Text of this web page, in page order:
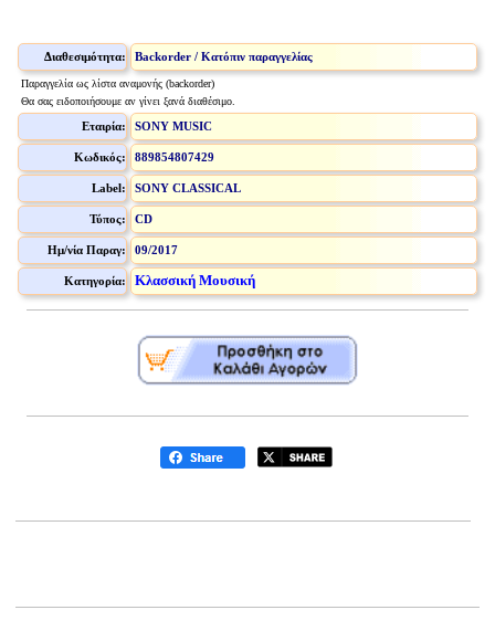
Διαθεσιμότητα: Backorder / Κατόπιν παραγγελίας
Παραγγελία ως λίστα αναμονής (backorder)
Θα σας ειδοποιήσουμε αν γίνει ξανά διαθέσιμο.
Εταιρία: SONY MUSIC
Κωδικός: 889854807429
Label: SONY CLASSICAL
Τύπος: CD
Ημ/νία Παραγ: 09/2017
Κατηγορία: Κλασσική Μουσική